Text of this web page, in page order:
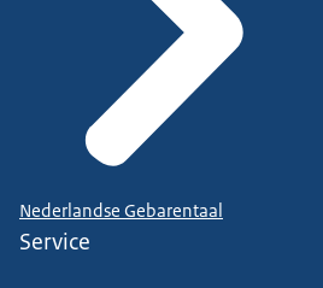
Nederlandse Gebarentaal
Service